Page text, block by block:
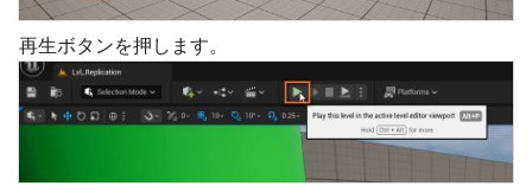
再生ボタンを押します。